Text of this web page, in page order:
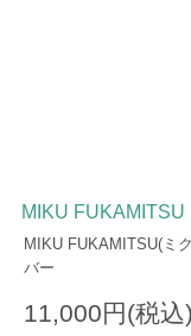
MIKU FUKAMITSU
MIKU FUKAMITSU(ミ
バー
11,000円(税込)